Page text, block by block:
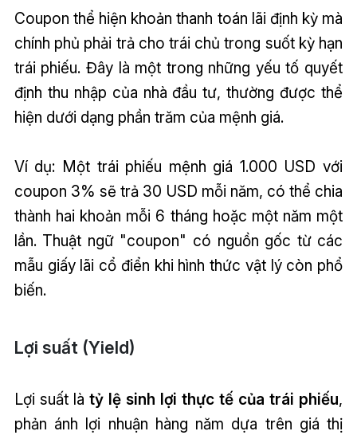
Coupon thể hiện khoản thanh toán lãi định kỳ mà
chính phủ phải trả cho trái chủ trong suốt kỳ hạn
trái phiếu. Đây là một trong những yếu tố quyết
định thu nhập của nhà đầu tư, thường được thể
hiện dưới dạng phần trăm của mệnh giá.
Ví dụ: Một trái phiếu mệnh giá 1.000 USD với
coupon 3% sẽ trả 30 USD mỗi năm, có thể chia
thành hai khoản mỗi 6 tháng hoặc một năm một
lần. Thuật ngữ "coupon" có nguồn gốc từ các
mẫu giấy lãi cổ điển khi hình thức vật lý còn phổ
biến.
Lợi suất (Yield)
Lợi suất là tỷ lệ sinh lợi thực tế của trái phiếu,
phản ánh lợi nhuận hàng năm dựa trên giá thị